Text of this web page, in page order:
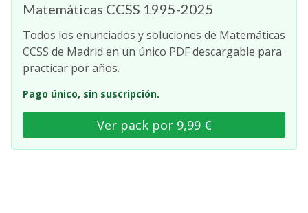
Matemáticas CCSS 1995-2025
Todos los enunciados y soluciones de Matemáticas
CCSS de Madrid en un único PDF descargable para
practicar por años.
Pago único, sin suscripción.
Ver pack por 9,99 €